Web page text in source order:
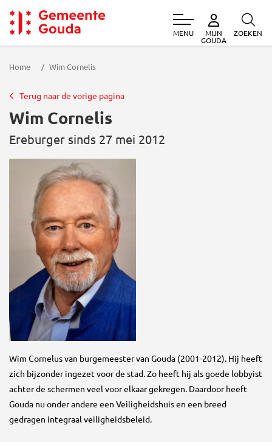
Gemeente Gouda
MENU MIJN
GOUDA
ZOEKEN
Home Wim Cornelis
Terug naar de vorige pagina
Wim Cornelis
Ereburger sinds 27 mei 2012
Wim Cornelus van burgemeester van Gouda (2001-2012). Hij heeft
zich bijzonder ingezet voor de stad. Zo heeft hij als goede lobbyist
achter de schermen veel voor elkaar gekregen. Daardoor heeft
Gouda nu onder andere een Veiligheidshuis en een breed
gedragen integraal veiligheidsbeleid.